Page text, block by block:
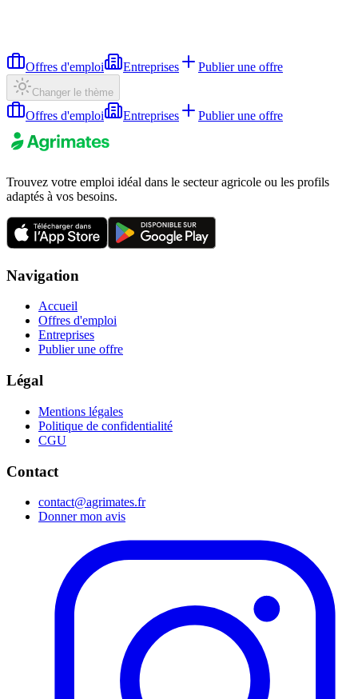
Offres d'emploi Entreprises Publier une offre
Changer le thème
Offres d'emploi Entreprises Publier une offre
Trouvez votre emploi idéal dans le secteur agricole ou les profils
adaptés à vos besoins.
Navigation
Accueil
Offres d'emploi
Entreprises
Publier une offre
Légal
Mentions légales
Politique de confidentialité
CGU
Contact
contact@agrimates.fr
Donner mon avis